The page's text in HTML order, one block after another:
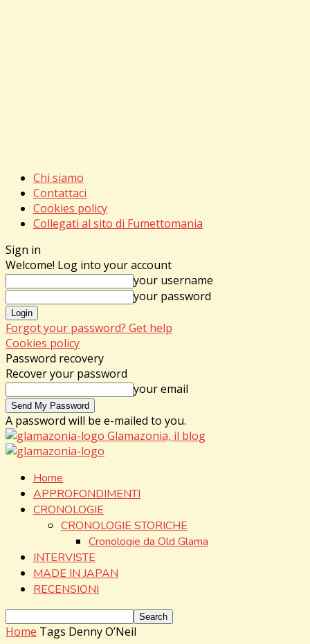
Chi siamo
Contattaci
Cookies policy
Collegati al sito di Fumettomania
Sign in
Welcome! Log into your account
your username
your password
Forgot your password? Get help
Cookies policy
Password recovery
Recover your password
your email
A password will be e-mailed to you.
Glamazonia, il blog
Home
APPROFONDIMENTI
CRONOLOGIE
CRONOLOGIE STORICHE
Cronologie da Old Glama
INTERVISTE
MADE IN JAPAN
RECENSIONI
Home Tags Denny O’Neil